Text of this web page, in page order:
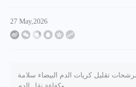
27 May,2026
تقليل كريات الدم البيضاء سلامة